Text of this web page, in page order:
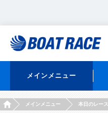
メインメニュー
HOMEメインメニュー 本日のレース